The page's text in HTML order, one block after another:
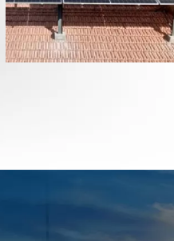
Video